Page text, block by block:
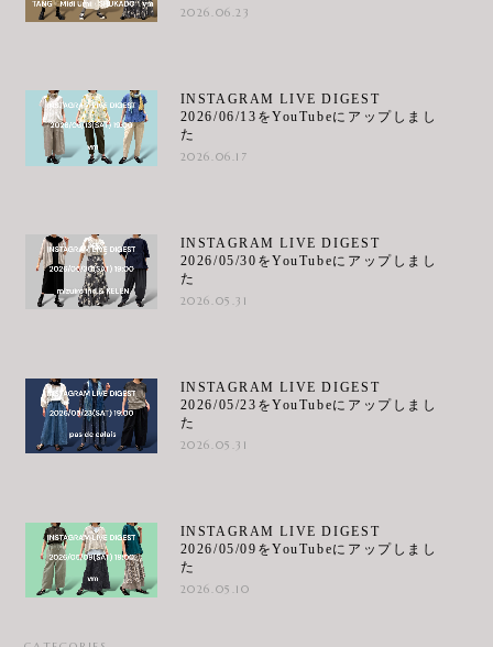
2026.06.23
INSTAGRAM LIVE DIGEST
2026/06/13をYouTubeにアップしまし
た
2026.06.17
INSTAGRAM LIVE DIGEST
2026/05/30をYouTubeにアップしまし
た
2026.05.31
INSTAGRAM LIVE DIGEST
2026/05/23をYouTubeにアップしまし
た
2026.05.31
INSTAGRAM LIVE DIGEST
2026/05/09をYouTubeにアップしまし
た
2026.05.10